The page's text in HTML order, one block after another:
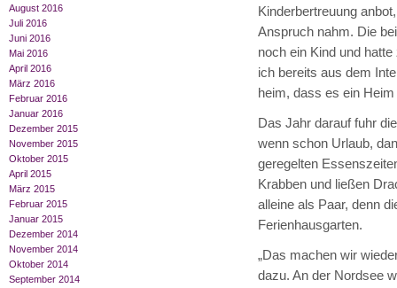
August 2016
Juli 2016
Juni 2016
Mai 2016
April 2016
März 2016
Februar 2016
Januar 2016
Dezember 2015
November 2015
Oktober 2015
April 2015
März 2015
Februar 2015
Januar 2015
Dezember 2014
November 2014
Oktober 2014
September 2014
Kinderbertreuung
Anspruch nahm. Die
noch ein Kind und
ich bereits aus dem
heim, dass es ein
Das Jahr darauf fuhr
wenn schon Urlaub,
geregelten
Krabben und ließen
alleine als Paar, denn
Ferienhausgarten.
„Das machen wir
dazu. An der Nordsee